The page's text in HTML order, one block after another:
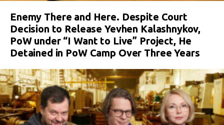
Enemy There and Here. Despite Court
Decision to Release Yevhen Kalashnykov,
PoW under “I Want to Live” Project, He
Detained in PoW Camp Over Three Years